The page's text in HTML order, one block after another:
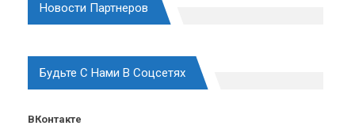
Новости Партнеров
Будьте С Нами В Соцсетях
ВКонтакте